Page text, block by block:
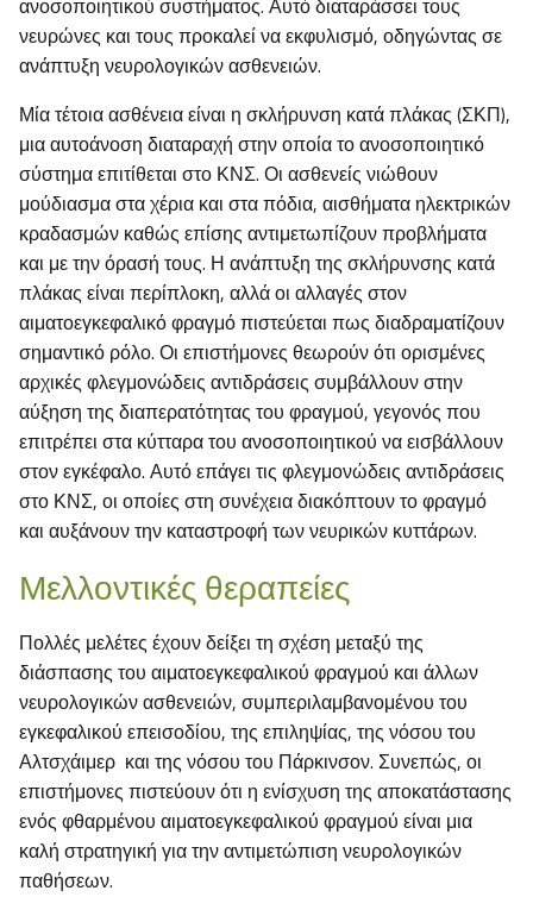
ανοσοποιητικού συστήματος. Αυτό διαταράσσει τους
νευρώνες και τους προκαλεί να εκφυλισμό, οδηγώντας σε
ανάπτυξη νευρολογικών ασθενειών.
Μία τέτοια ασθένεια είναι η σκλήρυνση κατά πλάκας (ΣΚΠ),
μια αυτοάνοση διαταραχή στην οποία το ανοσοποιητικό
σύστημα επιτίθεται στο ΚΝΣ. Οι ασθενείς νιώθουν
μούδιασμα στα χέρια και στα πόδια, αισθήματα ηλεκτρικών
κραδασμών καθώς επίσης αντιμετωπίζουν προβλήματα
και με την όρασή τους. Η ανάπτυξη της σκλήρυνσης κατά
πλάκας είναι περίπλοκη, αλλά οι αλλαγές στον
αιματοεγκεφαλικό φραγμό πιστεύεται πως διαδραματίζουν
σημαντικό ρόλο. Οι επιστήμονες θεωρούν ότι ορισμένες
αρχικές φλεγμονώδεις αντιδράσεις συμβάλλουν στην
αύξηση της διαπερατότητας του φραγμού, γεγονός που
επιτρέπει στα κύτταρα του ανοσοποιητικού να εισβάλλουν
στον εγκέφαλο. Αυτό επάγει τις φλεγμονώδεις αντιδράσεις
στο ΚΝΣ, οι οποίες στη συνέχεια διακόπτουν το φραγμό
και αυξάνουν την καταστροφή των νευρικών κυττάρων.
Μελλοντικές θεραπείες
Πολλές μελέτες έχουν δείξει τη σχέση μεταξύ της
διάσπασης του αιματοεγκεφαλικού φραγμού και άλλων
νευρολογικών ασθενειών, συμπεριλαμβανομένου του
εγκεφαλικού επεισοδίου, της επιληψίας, της νόσου του
Αλτσχάιμερ και της νόσου του Πάρκινσον. Συνεπώς, οι
επιστήμονες πιστεύουν ότι η ενίσχυση της αποκατάστασης
ενός φθαρμένου αιματοεγκεφαλικού φραγμού είναι μια
καλή στρατηγική για την αντιμετώπιση νευρολογικών
παθήσεων.